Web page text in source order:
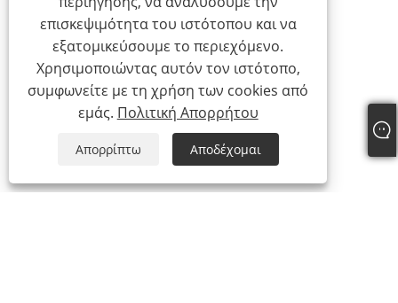
επισκεψιμότητα του ιστότοπου και να
εξατομικεύσουμε το περιεχόμενο.
Χρησιμοποιώντας αυτόν τον ιστότοπο,
συμφωνείτε με τη χρήση των cookies από
εμάς. Πολιτική Απορρήτου
Απορρίπτω Αποδέχομαι